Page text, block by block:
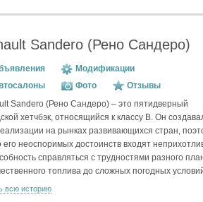
ПАРТНЕРОВ
И АВТОСАЛОНЫ
Sandero (Рено Сандеро)
Модификации
Фото
Отзывы
Sandero (Рено Сандеро) – это пятидверный
хетчбэк, относящийся к классу В. Он
на рынках развивающихся стран,
его неоспоримых достоинств входят
справляться с трудностями разного
топлива до сложных погодных
всю историю